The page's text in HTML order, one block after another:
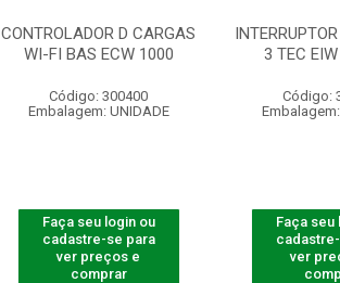
CONTROLADOR D CARGAS
WI-FI BAS ECW 1000
Código: 300400
Embalagem: UNIDADE
Faça seu login ou
cadastre-se para
ver preços e
comprar
3 TEC
Código:
Faça seu
ver